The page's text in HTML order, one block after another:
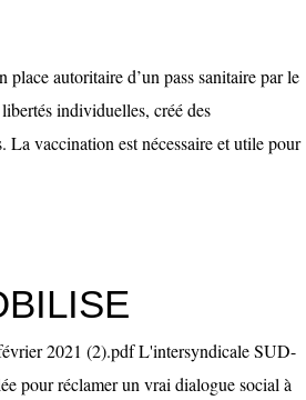
autoritaire d’un pass sanitaire par le
individuelles, créé des
La vaccination est nécessaire et utile pour
2021 (2).pdf L'intersyndicale SUD-
pour réclamer un vrai dialogue social à